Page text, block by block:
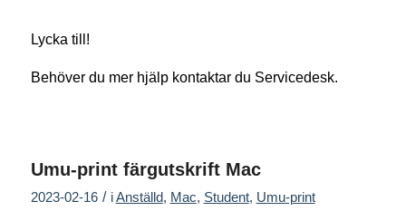
Lycka till!
Behöver du mer hjälp kontaktar du Servicedesk.
Umu-print färgutskrift Mac
2023-02-16 / iAnställd, Mac, Student, Umu-print